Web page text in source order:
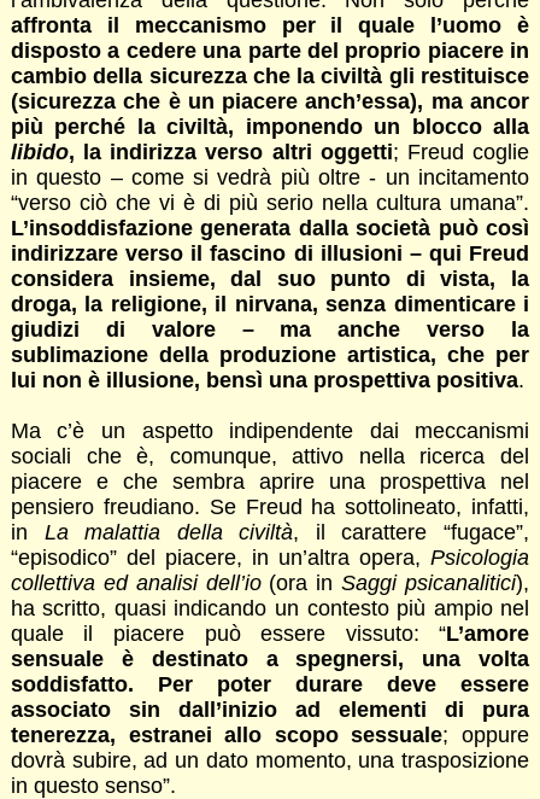
affronta il meccanismo per il quale l’uomo è
disposto a cedere una parte del proprio piacere in
cambio della sicurezza che la civiltà gli restituisce
(sicurezza che è un piacere anch’essa), ma ancor
più perché la civiltà, imponendo un blocco alla
libido, la indirizza verso altri oggetti; Freud coglie
in questo – come si vedrà più oltre - un incitamento
“verso ciò che vi è di più serio nella cultura umana”.
L’insoddisfazione generata dalla società può così
indirizzare verso il fascino di illusioni – qui Freud
considera insieme, dal suo punto di vista, la
droga, la religione, il nirvana, senza dimenticare i
giudizi di valore – ma anche verso la
sublimazione della produzione artistica, che per
lui non è illusione, bensì una prospettiva positiva.
Ma c’è un aspetto indipendente dai meccanismi
sociali che è, comunque, attivo nella ricerca del
piacere e che sembra aprire una prospettiva nel
pensiero freudiano. Se Freud ha sottolineato, infatti,
in La malattia della civiltà, il carattere “fugace”,
“episodico” del piacere, in un’altra opera,Psicologia
collettiva ed analisi dell’io(ora inSaggi psicanalitici),
ha scritto, quasi indicando un contesto più ampio nel
quale il piacere può essere vissuto: “L’amore
sensuale è destinato a spegnersi, una volta
soddisfatto. Per poter durare deve essere
associato sin dall’inizio ad elementi di pura
tenerezza, estranei allo scopo sessuale; oppure
dovrà subire, ad un dato momento, una trasposizione
in questo senso”.